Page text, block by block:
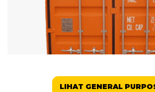
LIHAT GENERAL